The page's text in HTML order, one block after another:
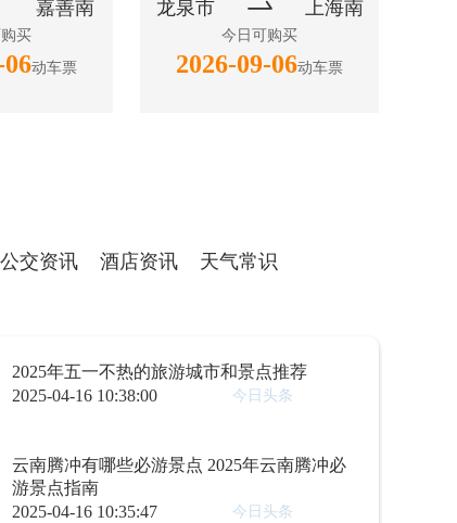
嘉善南
买
06动车票
龙泉市  上海南
今日可购买
2026-09-06动车票
公交资讯 酒店资讯
天气常识
2025年五一不热的旅游城市和景点推荐
2025-04-16 10:38:00
今日头条
云南腾冲有哪些必游景点 2025年云南腾冲必
游景点指南
2025-04-16 10:35:47
今日头条